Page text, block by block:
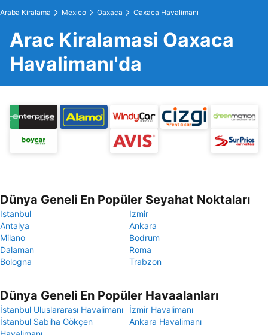
Araba Kiralama Mexico Oaxaca Oaxaca Havalimanı
Arac Kiralamasi Oaxaca
Havalimanı'da
Dünya Geneli En Popüler Seyahat Noktaları
Istanbul
Izmir
Antalya
Ankara
Milano
Bodrum
Dalaman
Roma
Bologna
Trabzon
Dünya Geneli En Popüler Havaalanları
İstanbul Uluslararası Havalimanı
İzmir Havalimanı
İstanbul Sabiha Gökçen
Ankara Havalimanı